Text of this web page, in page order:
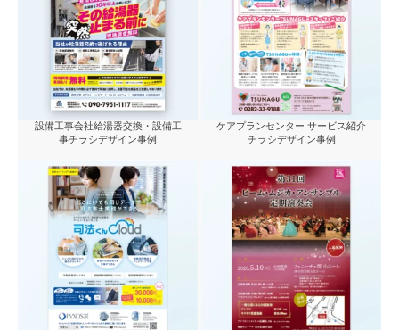
設備工事会社給湯器交換・設備工
事チラシデザイン事例
ケアプランセンター サービス紹介
チラシデザイン事例